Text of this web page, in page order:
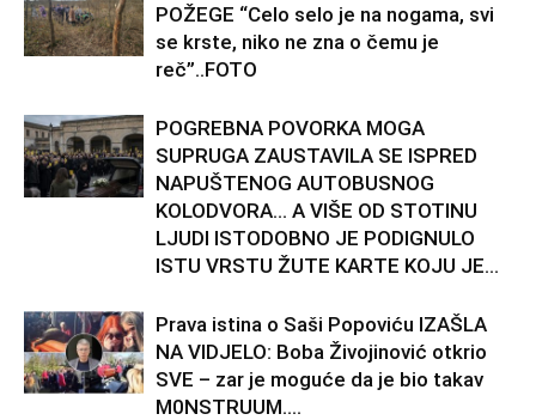
POŽEGE “Celo selo je na nogama, svi
se krste, niko ne zna o čemu je
reč”..FOTO
POGREBNA POVORKA MOGA
SUPRUGA ZAUSTAVILA SE ISPRED
NAPUŠTENOG AUTOBUSNOG
KOLODVORA… A VIŠE OD STOTINU
LJUDI ISTODOBNO JE PODIGNULO
ISTU VRSTU ŽUTE KARTE KOJU JE...
Prava istina o Saši Popoviću IZAŠLA
NA VIDJELO: Boba Živojinović otkrio
SVE – zar je moguće da je bio takav
M0NSTRUUM….